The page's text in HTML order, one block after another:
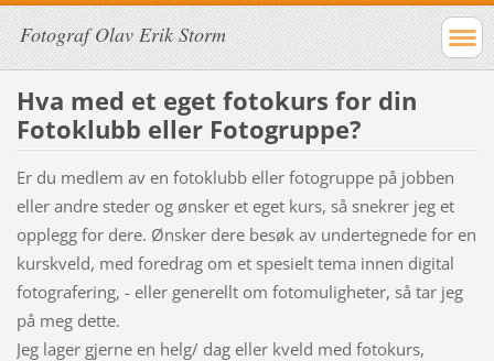
Fotograf Olav Erik Storm
Hva med et eget fotokurs for din
Fotoklubb eller Fotogruppe?
Er du medlem av en fotoklubb eller fotogruppe på jobben
eller andre steder og ønsker et eget kurs, så snekrer jeg et
opplegg for dere. Ønsker dere besøk av undertegnede for en
kurskveld, med foredrag om et spesielt tema innen digital
fotografering, - eller generellt om fotomuligheter, så tar jeg
på meg dette.
Jeg lager gjerne en helg/ dag eller kveld med fotokurs,